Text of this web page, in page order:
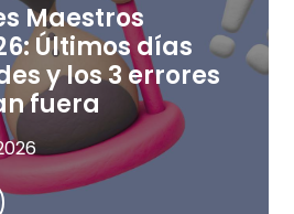
Maestros
Últimos días
y los 3 errores
fuera